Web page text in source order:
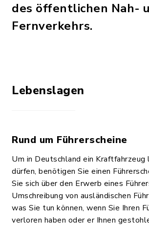
des öffentlichen Nah-
Fernverkehrs.
Lebenslagen
Rund um Führerscheine
Um in Deutschland ein Kraftfahrzeug
dürfen, benötigen Sie einen
Sie sich über den Erwerb eines
Umschreibung von ausländischen
was Sie tun können, wenn Sie Ihren
verloren haben oder er Ihnen